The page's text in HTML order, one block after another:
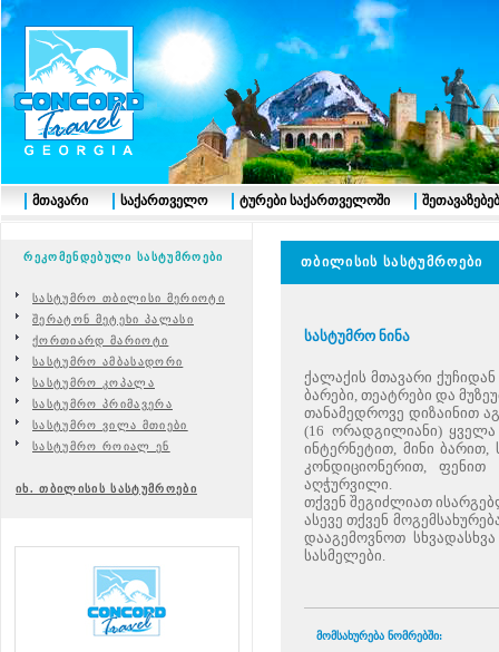
რეკომენდებული სასტუმროები
სასტუმრო თბილისი მერიოტი
შერატონ მეტეხი პალასი
ქორთიარდ მარიოტი
სასტუმრო ამბასადორი
სასტუმრო კოპალა
სასტუმრო პრიმავერა
სასტუმრო ვილა მთიები
სასტუმრო როიალ ენ
იხ. თბილისის სასტუმროები
თბილისის
სასტუმრო ნინა
ქალაქის მთავარი
ბარები, თეატრები და
თანამედროვე დიზაინით
(16 ორადგილიანი)
ინტერნეტით, მინი
კონდიციონერით, ფენით
აღჭურვილი.
თქვენ შეგიძლიათ
ასევე თქვენ
დააგემოვნოთ
სასმელები.
მომსახურება ნომრებში:
მთავარი საქართველო ტურები საქართველოში